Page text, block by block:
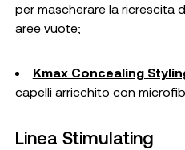
per mascherare la ricrescita
aree vuote;
Kmax Concealing
capelli arricchito con
Linea Stimulating